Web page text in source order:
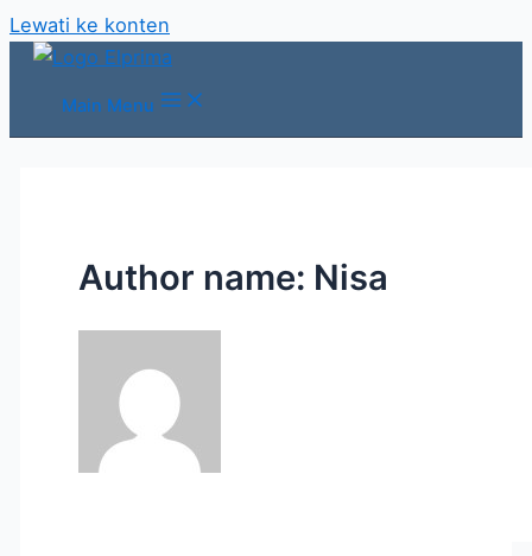
Lewati ke konten
Main Menu
Author name: Nisa